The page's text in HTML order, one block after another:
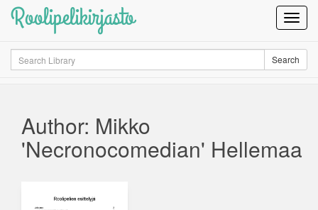
Roolipelikirjasto
Search Search
Author: Mikko
'Necronocomedian' Hellemaa